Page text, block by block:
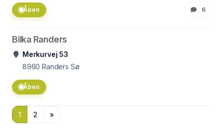
Åben 6
Bilka Randers
Merkurvej 53
8960 Randers Sø
Åben
1 2 »